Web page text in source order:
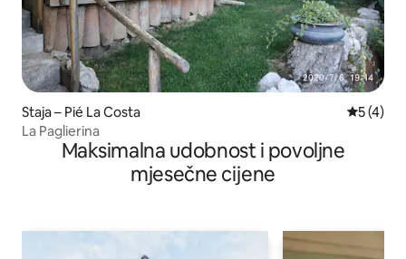
Staja – Pié La Costa
5 (4)
La Paglierina
Maksimalna udobnost i povoljne
mjesečne cijene